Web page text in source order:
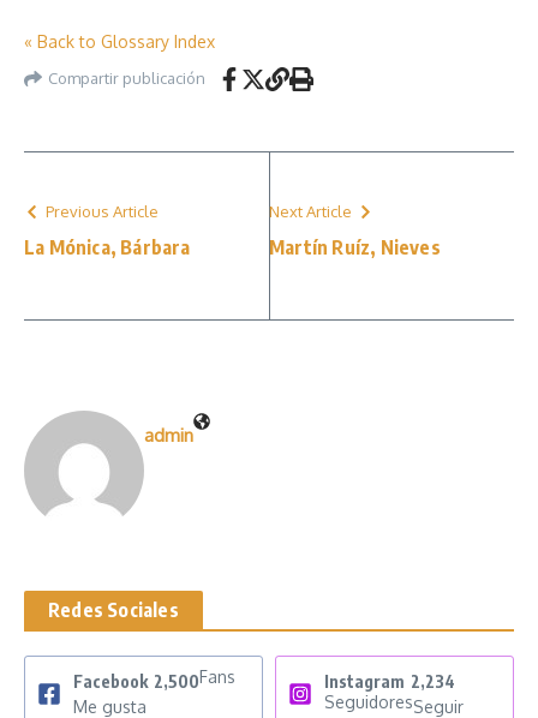
« Back to Glossary Index
Compartir publicación
Previous Article
La Mónica, Bárbara
Next Article
Martín Ruíz, Nieves
admin
Redes Sociales
Facebook 2,500Fans
Me gusta
Instagram 2,234
SeguidoresSeguir